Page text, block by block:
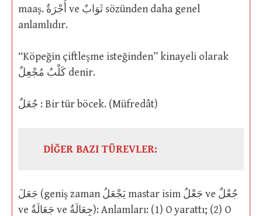
maaş. أُجْرَةٌ ve ثَوَابٌ sözünden daha genel
anlamlıdır.
“Köpeğin çiftleşme isteğinden” kinayeli olarak
كَلْبٌ مُجْعِلٌ denir.
جُعَلٌ : Bir tür böcek. (Müfredât)
DİĞER BAZI TÜREVLER:
جَعَلَ (geniş zaman يَجْعَلُ mastar isim جَعْلٌ ve جُعْلٌ
ve جَعَالَةٌ ve جِعَالَةٌ): Anlamları: (1) O yarattı; (2) O